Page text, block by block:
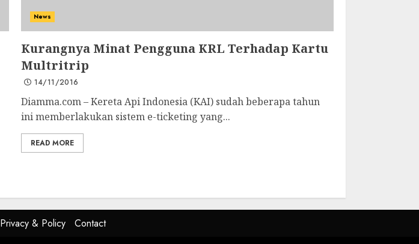
News
Kurangnya Minat Pengguna KRL Terhadap Kartu
Multritrip
14/11/2016
Diamma.com – Kereta Api Indonesia (KAI) sudah beberapa tahun
ini memberlakukan sistem e-ticketing yang...
READ MORE
Privacy & Policy
Contact